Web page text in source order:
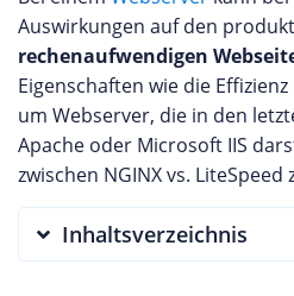
Auswirkungen auf den
rechenaufwendigen
Eigenschaften wie die
um Webserver, die in den
Apache oder Microsoft IIS
zwischen NGINX vs.
Inhaltsverzeichnis